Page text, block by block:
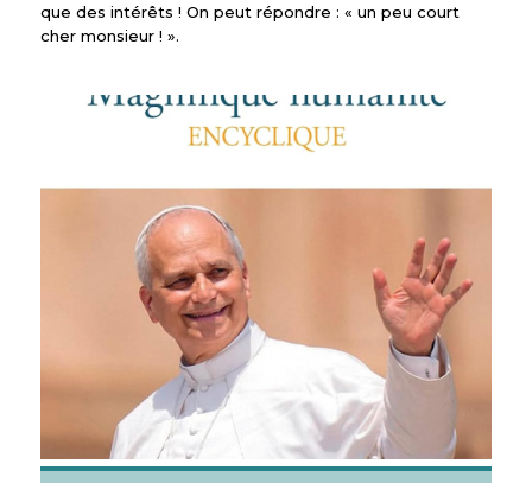
que des intérêts ! On peut répondre : « un peu court
cher monsieur ! ».